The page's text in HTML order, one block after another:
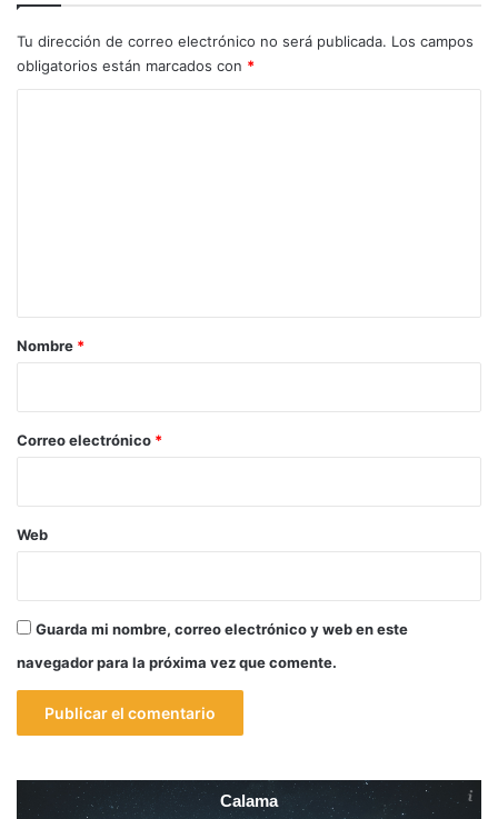
Tu dirección de correo electrónico no será publicada. Los campos
obligatorios están marcados con *
r
*
Nombre *
Correo electrónico *
Web
Guarda mi nombre, correo electrónico y web en este
navegador para la próxima vez que comente.
Calama